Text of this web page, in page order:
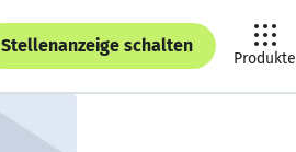
Stellenanzeige schalten
Produkte